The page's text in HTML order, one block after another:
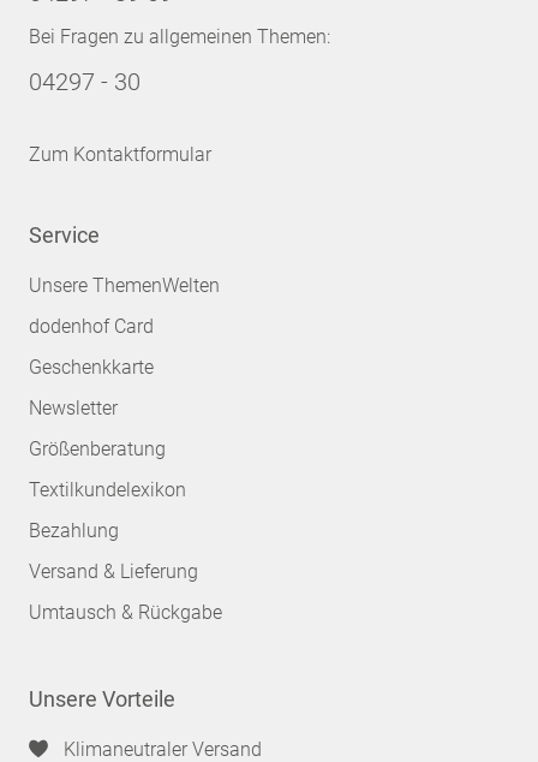
Bei Fragen zu allgemeinen Themen:
04297 - 30
Zum Kontaktformular
Service
Unsere ThemenWelten
dodenhof Card
Geschenkkarte
Newsletter
Größenberatung
Textilkundelexikon
Bezahlung
Versand & Lieferung
Umtausch & Rückgabe
Unsere Vorteile
Klimaneutraler Versand